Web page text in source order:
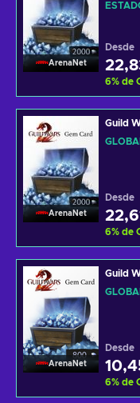
ArenaNet
Desde
6% de
ArenaNet
Guild
Desde
6% de
ArenaNet
Guild
Desde
6% de